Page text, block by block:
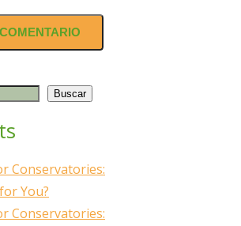
Buscar
Conservatories:
You?
Conservatories: